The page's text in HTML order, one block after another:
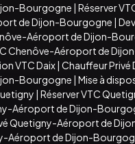
Bourgogne | Réserver
de Dijon-Bourgogne |
Aéroport de Dijon-
Chenôve-Aéroport de
VTC Daix| Chauffeur Privé
Bourgogne | Mise à
| Réserver VTC
Aéroport de Dijon-
Quetigny-Aéroport de
Aéroport de Dijon-